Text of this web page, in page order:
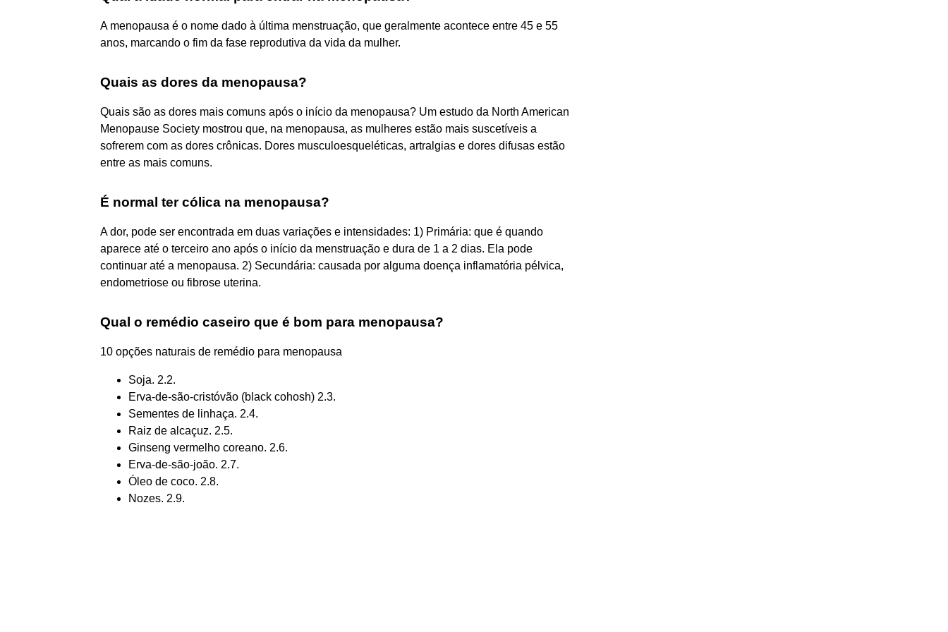
A menopausa é o nome dado à última menstruação, que geralmente acontece entre 45 e 55
anos, marcando o fim da fase reprodutiva da vida da mulher.
Quais as dores da menopausa?
Quais são as dores mais comuns após o início da menopausa? Um estudo da North American
Menopause Society mostrou que, na menopausa, as mulheres estão mais suscetíveis a
sofrerem com as dores crônicas. Dores musculoesqueléticas, artralgias e dores difusas estão
entre as mais comuns.
É normal ter cólica na menopausa?
A dor, pode ser encontrada em duas variações e intensidades: 1) Primária: que é quando
aparece até o terceiro ano após o início da menstruação e dura de 1 a 2 dias. Ela pode
continuar até a menopausa. 2) Secundária: causada por alguma doença inflamatória pélvica,
endometriose ou fibrose uterina.
Qual o remédio caseiro que é bom para menopausa?
10 opções naturais de remédio para menopausa
Soja. 2.2.
Erva-de-são-cristóvão (black cohosh) 2.3.
Sementes de linhaça. 2.4.
Raiz de alcaçuz. 2.5.
Ginseng vermelho coreano. 2.6.
Erva-de-são-joão. 2.7.
Óleo de coco. 2.8.
Nozes. 2.9.